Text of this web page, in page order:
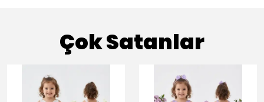
Çok Satanlar